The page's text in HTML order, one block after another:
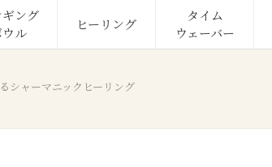
ギング
ル
ヒーリング
タイム
ウェーバー
シャーマニックヒーリング